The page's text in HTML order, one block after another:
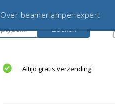
Zoeken
Over beamerlampenexpert
Altijd gratis verzending